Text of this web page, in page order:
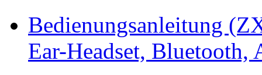
Bedienungsanleitung
Ear-Headset,